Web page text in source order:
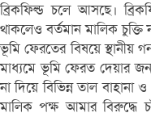
ব্রিকফিল্ড চলে আসছে।
থাকলেও বর্তমান মালিক
ভূমি ফেরতের বিষয়ে স্থানীয়
মাধ্যমে ভূমি ফেরত দেয়ার
না দিয়ে বিভিন্ন তাল
মালিক পক্ষ আমার বিরুদ্ধে